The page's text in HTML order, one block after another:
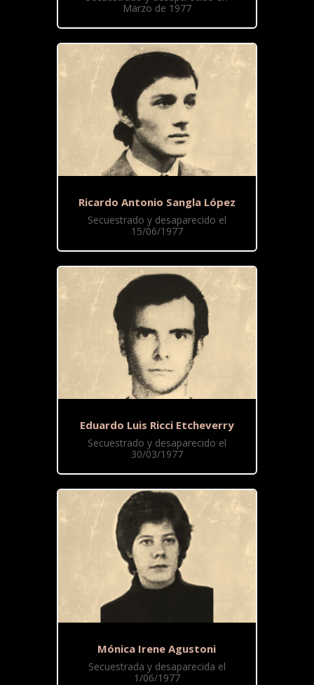
Marzo de 1977
Ricardo Antonio Sangla López
Secuestrado y desaparecido el
15/06/1977
Eduardo Luis Ricci Etcheverry
Secuestrado y desaparecido el
30/03/1977
Mónica Irene Agustoni
Secuestrada y desaparecida el
1/06/1977